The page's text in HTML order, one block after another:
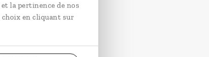
la pertinence de nos
choix en cliquant sur